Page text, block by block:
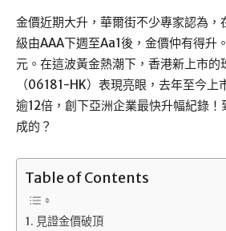
金價近期大升，華爾街不少專家認為，
級由AAA下週至Aa1後，金價仲有得升
元。在這波黃金熱潮下，香港新上市的
（06181-HK）表現亮眼，去年至今上
逾12倍，創下亞洲企業最快升幅紀錄
成的？
Table of Contents
見證金價破頂